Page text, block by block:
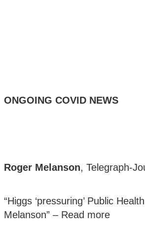
ONGOING COVID NEWS
Roger Melanson, Telegraph-
“Higgs ‘pressuring’ Public
Melanson” – Read more